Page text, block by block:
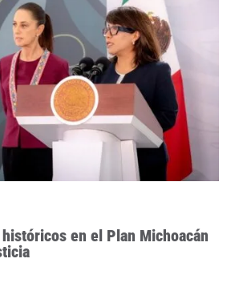
históricos en el Plan Michoacán